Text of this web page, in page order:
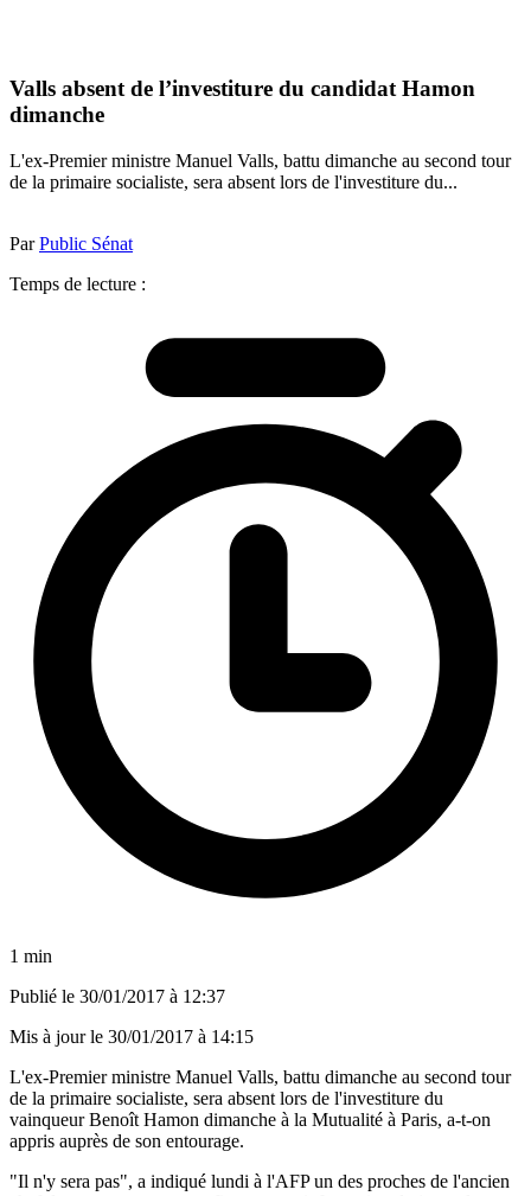
Valls absent de l’investiture du candidat Hamon
dimanche
L'ex-Premier ministre Manuel Valls, battu dimanche au second tour
de la primaire socialiste, sera absent lors de l'investiture du...
ParPublic Sénat
Temps de lecture :
1 min
Publié le 30/01/2017 à 12:37
Mis à jour le 30/01/2017 à 14:15
L'ex-Premier ministre Manuel Valls, battu dimanche au second tour
de la primaire socialiste, sera absent lors de l'investiture du
vainqueur Benoît Hamon dimanche à la Mutualité à Paris, a-t-on
appris auprès de son entourage.
"Il n'y sera pas", a indiqué lundi à l'AFP un des proches de l'ancien